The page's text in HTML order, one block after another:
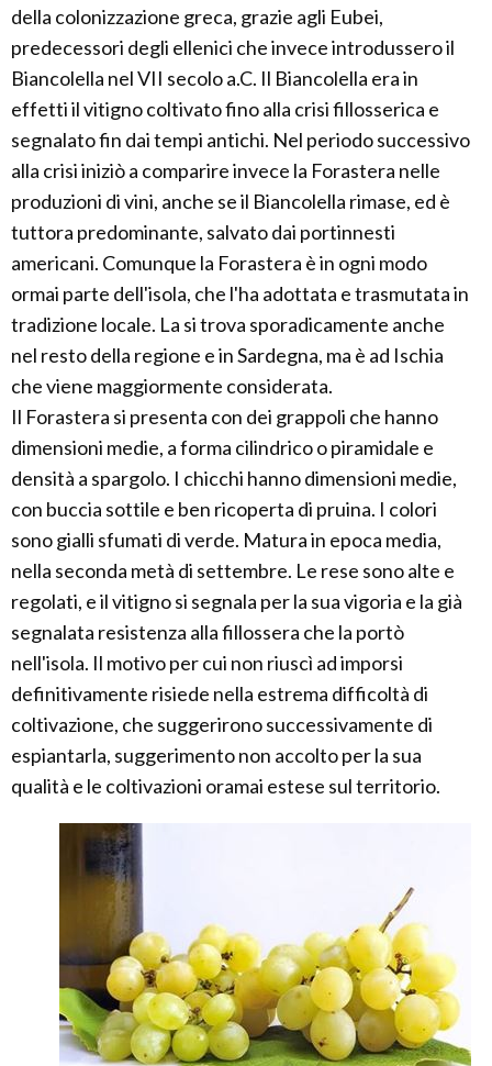
della colonizzazione greca, grazie agli Eubei,
predecessori degli ellenici che invece introdussero il
Biancolella nel VII secolo a.C. Il Biancolella era in
effetti il vitigno coltivato fino alla crisi fillosserica e
segnalato fin dai tempi antichi. Nel periodo successivo
alla crisi iniziò a comparire invece la Forastera nelle
produzioni di vini, anche se il Biancolella rimase, ed è
tuttora predominante, salvato dai portinnesti
americani. Comunque la Forastera è in ogni modo
ormai parte dell'isola, che l'ha adottata e trasmutata in
tradizione locale. La si trova sporadicamente anche
nel resto della regione e in Sardegna, ma è ad Ischia
che viene maggiormente considerata.
Il Forastera si presenta con dei grappoli che hanno
dimensioni medie, a forma cilindrico o piramidale e
densità a spargolo. I chicchi hanno dimensioni medie,
con buccia sottile e ben ricoperta di pruina. I colori
sono gialli sfumati di verde. Matura in epoca media,
nella seconda metà di settembre. Le rese sono alte e
regolati, e il vitigno si segnala per la sua vigoria e la già
segnalata resistenza alla fillossera che la portò
nell'isola. Il motivo per cui non riuscì ad imporsi
definitivamente risiede nella estrema difficoltà di
coltivazione, che suggerirono successivamente di
espiantarla, suggerimento non accolto per la sua
qualità e le coltivazioni oramai estese sul territorio.